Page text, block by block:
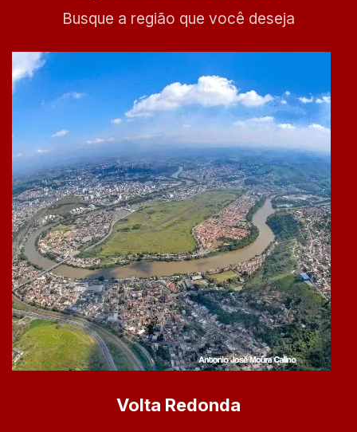
Busque a região que você deseja
Volta Redonda